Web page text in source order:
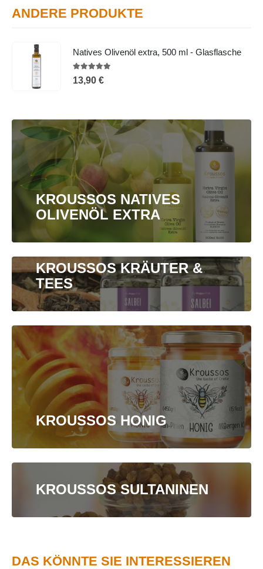
ANDERE PRODUKTE
Natives Olivenöl extra, 500 ml - Glasflasche
5.00out of 5
13,90 €
KROUSSOS NATIVES
OLIVENÖL EXTRA
KROUSSOS KRÄUTER &
TEES
KROUSSOS HONIG
KROUSSOS SULTANINEN
DAS KÖNNTE SIE INTERESSIEREN